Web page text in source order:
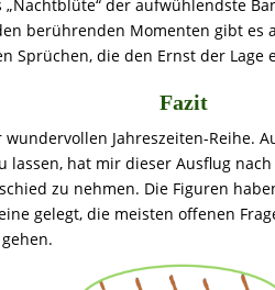
der aufwühlendste
berührenden Momenten gibt es
Sprüchen, die den Ernst der Lage
Fazit
Jahreszeiten-Reihe.
lassen, hat mir dieser Ausflug
zu nehmen. Die Figuren
gelegt, die meisten offenen